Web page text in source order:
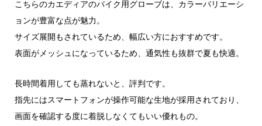
こちらのカエディアのバイク用グローブは、カラーバリエーシ
ョンが豊富な点が魅力。
サイズ展開もされているため、幅広い方におすすめです。
表面がメッシュになっているため、通気性も抜群で夏も快適。
長時間着用しても蒸れないと、評判です。
指先にはスマートフォンが操作可能な生地が採用されており、
画面を確認する度に着脱しなくてもいい優れもの。